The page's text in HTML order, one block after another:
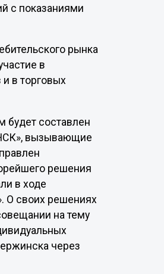
с показаниями
рынка
в
в торговых
будет составлен
вызывающие
решения
в ходе
О своих решениях
на тему
через